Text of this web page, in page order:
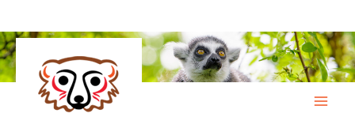
to
content